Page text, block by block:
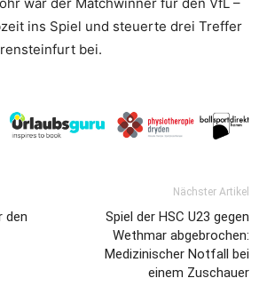
war der Matchwinner für den VfL –
ins Spiel und steuerte drei Treffer
bei.
den
Nächster Artikel
Spiel der HSC U23 gegen
Wethmar abgebrochen:
Medizinischer Notfall bei
einem Zuschauer